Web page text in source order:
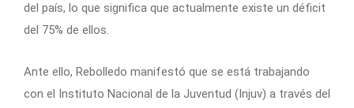
del país, lo que significa que actualmente existe un déficit
del 75% de ellos.
Ante ello, Rebolledo manifestó que se está trabajando
con el Instituto Nacional de la Juventud (Injuv) a través del